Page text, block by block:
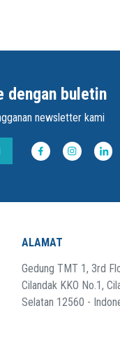
dengan buletin
newsletter kami
ALAMAT
Gedung TMT 1, 3rd
Cilandak KKO No.1,
Selatan 12560 -